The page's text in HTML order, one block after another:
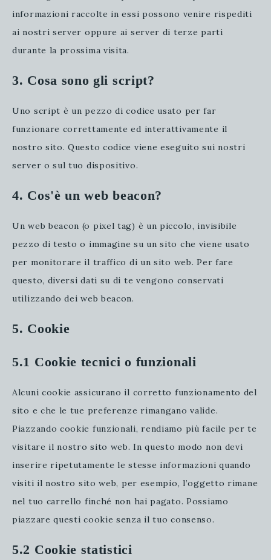
informazioni raccolte in essi possono venire rispediti
ai nostri server oppure ai server di terze parti
durante la prossima visita.
3. Cosa sono gli script?
Uno script è un pezzo di codice usato per far
funzionare correttamente ed interattivamente il
nostro sito. Questo codice viene eseguito sui nostri
server o sul tuo dispositivo.
4. Cos'è un web beacon?
Un web beacon (o pixel tag) è un piccolo, invisibile
pezzo di testo o immagine su un sito che viene usato
per monitorare il traffico di un sito web. Per fare
questo, diversi dati su di te vengono conservati
utilizzando dei web beacon.
5. Cookie
5.1 Cookie tecnici o funzionali
Alcuni cookie assicurano il corretto funzionamento del
sito e che le tue preferenze rimangano valide.
Piazzando cookie funzionali, rendiamo più facile per te
visitare il nostro sito web. In questo modo non devi
inserire ripetutamente le stesse informazioni quando
visiti il nostro sito web, per esempio, l’oggetto rimane
nel tuo carrello finché non hai pagato. Possiamo
piazzare questi cookie senza il tuo consenso.
5.2 Cookie statistici